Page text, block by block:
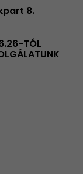
8.
TÓL